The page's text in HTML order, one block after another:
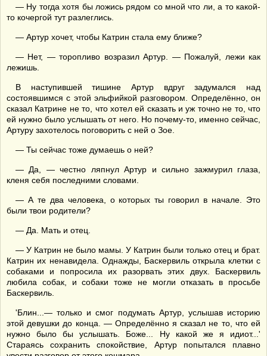
— Ну тогда хотя бы ложись рядом со мной что ли, а то какой-
то кочергой тут разлеглись.
— Артур хочет, чтобы Катрин стала ему ближе?
— Нет, — торопливо возразил Артур. — Пожалуй, лежи как
лежишь.
В наступившей тишине Артур вдруг задумался над
состоявшимся с этой эльфийкой разговором. Определённо, он
сказал Катрине не то, что хотел ей сказать и уж точно не то, что
ей нужно было услышать от него. Но почему-то, именно сейчас,
Артуру захотелось поговорить с ней о Зое.
— Ты сейчас тоже думаешь о ней?
— Да, — честно ляпнул Артур и сильно зажмурил глаза,
кленя себя последними словами.
— А те два человека, о которых ты говорил в начале. Это
были твои родители?
— Да. Мать и отец.
— У Катрин не было мамы. У Катрин были только отец и брат.
Катрин их ненавидела. Однажды, Баскервиль открыла клетки с
собаками и попросила их разорвать этих двух. Баскервиль
любила собак, и собаки тоже не могли отказать в просьбе
Баскервиль.
'Блин...— только и смог подумать Артур, услышав историю
этой девушки до конца. — Определённо я сказал не то, что ей
нужно было бы услышать. Боже... Ну какой же я идиот...'
Стараясь сохранить спокойствие, Артур попытался плавно